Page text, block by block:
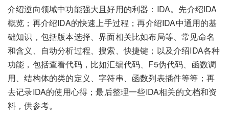
介绍逆向领域中功能强大且好用的利器：IDA。先介绍IDA
概览；再介绍IDA的快速上手过程；再介绍IDA中通用的基
础知识，包括版本选择、界面相关比如布局等、常见命名
和含义、自动分析过程、搜索、快捷键；以及介绍IDA各种
功能，包括查看代码，比如汇编代码、F5伪代码、函数调
用、结构体的类的定义、字符串、函数列表插件等等；再
去记录IDA的使用心得；最后整理一些IDA相关的文档和资
料，供参考。